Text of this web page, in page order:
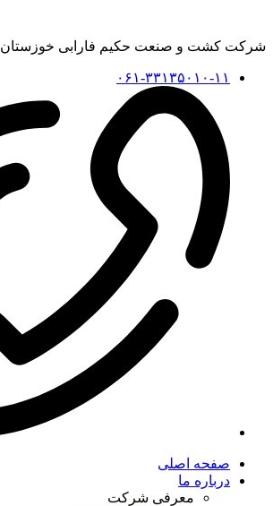
شرکت کشت و صنعت حکیم فارابی خوزستان
۰۶۱-۳۳۱۳۵۰۱۰-۱۱
صفحه اصلی
درباره ما
معرفی شرکت